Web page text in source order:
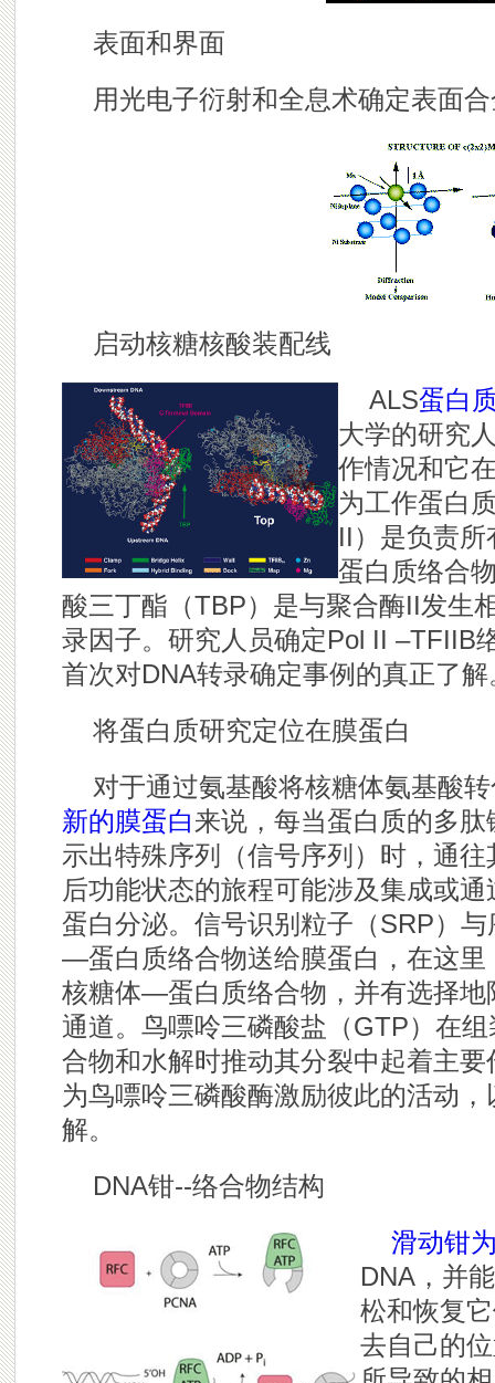
表面和界面
用光电子衍射和全息术确定表面
启动核糖核酸装配线
ALS蛋白
大学的研究
作情况和它
为工作蛋白
II）是负责
蛋白质络合
酸三丁酯（TBP）是与聚合酶II发生
录因子。研究人员确定Pol II –TFIIB
首次对DNA转录确定事例的真正了解
将蛋白质研究定位在膜蛋白
对于通过氨基酸将核糖体氨基酸
新的膜蛋白来说，每当蛋白质的多肽
示出特殊序列（信号序列）时，通往
后功能状态的旅程可能涉及集成或通
蛋白分泌。信号识别粒子（SRP）
—蛋白质络合物送给膜蛋白，在这里
核糖体—蛋白质络合物，并有选择地
通道。鸟嘌呤三磷酸盐（GTP）在
合物和水解时推动其分裂中起着主
为鸟嘌呤三磷酸酶激励彼此的活动
解。
DNA钳--络合物结构
滑动钳
DNA，并
松和恢复
去自己的